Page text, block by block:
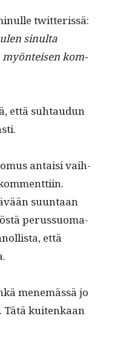
twit­teris­sä:
sin­ul­ta
myön­teisen kom­
että suh­taudun
antaisi vai­h­
suun­taan
perus­suo­ma­
että
men­emässä jo
Tätä kuitenkaan